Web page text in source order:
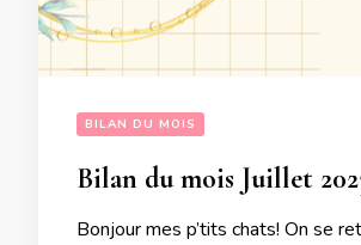
BILAN DU MOIS
Bilan du mois Juillet
Bonjour mes p’tits chats! On se